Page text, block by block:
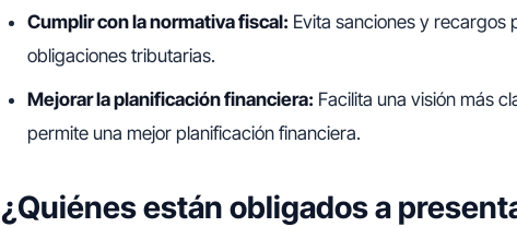
Cumplir con la normativa fiscal: Evita sanciones y recargos
obligaciones tributarias.
Mejorar la planificación financiera: Facilita una visión más
permite una mejor planificación financiera.
¿Quiénes están obligados a